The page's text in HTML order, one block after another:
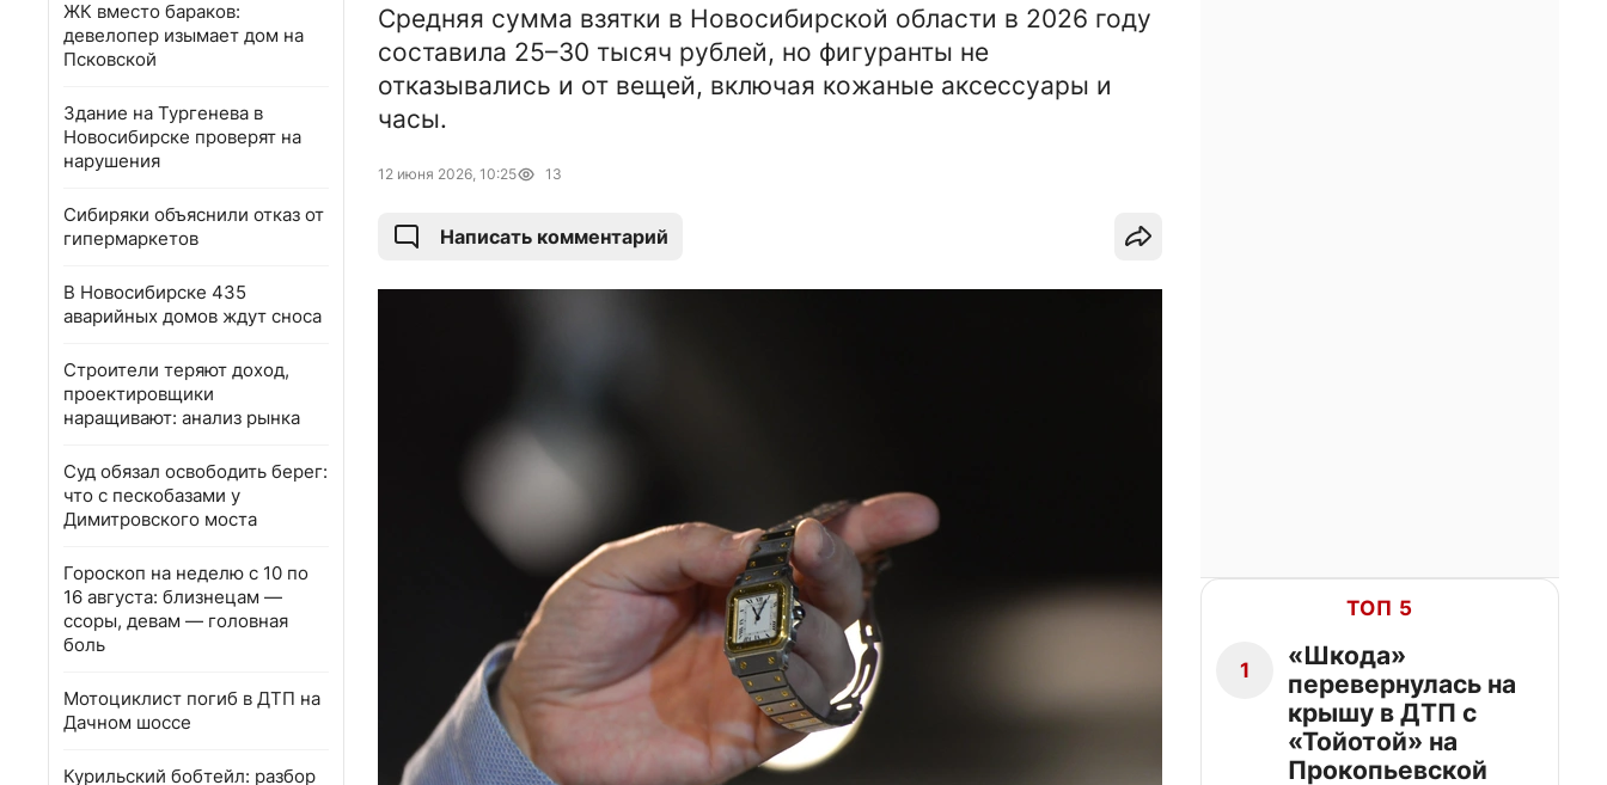
ЖК вместо бараков:
девелопер изымает дом на
Псковской
Здание на Тургенева в
Новосибирске проверят на
нарушения
Сибиряки объяснили отказ от
гипермаркетов
В Новосибирске 435
аварийных домов ждут сноса
Строители теряют доход,
проектировщики
наращивают: анализ рынка
Суд обязал освободить берег:
что с пескобазами у
Димитровского моста
Гороскоп на неделю с 10 по
16 августа: близнецам —
ссоры, девам — головная
боль
Мотоциклист погиб в ДТП на
Дачном шоссе
Курильский бобтейл: разбор
Средняя сумма взятки в Новосибирской области в 2026 году
составила 25–30 тысяч рублей, но фигуранты не
отказывались и от вещей, включая кожаные аксессуары и
часы.
12 июня 2026, 10:25 13
Написать комментарий
ТОП 5
1
«Шкода»
перевернулась на
крышу в ДТП с
«Тойотой» на
Прокопьевской